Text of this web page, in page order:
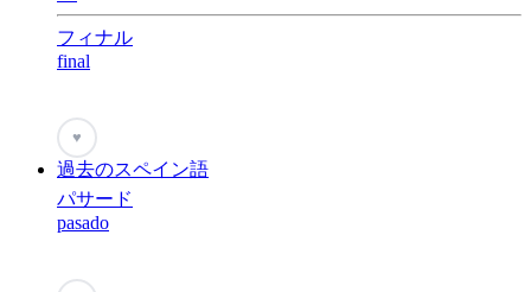
フィナル
final
♥
過去のスペイン語
パサード
pasado